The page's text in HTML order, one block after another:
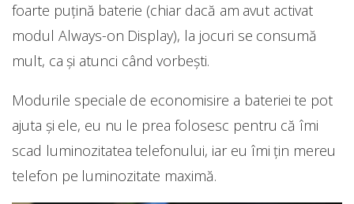
foarte puțină baterie (chiar dacă am avut activat
modul Always-on Display), la jocuri se consumă
mult, ca și atunci când vorbești.
Modurile speciale de economisire a bateriei te pot
ajuta și ele, eu nu le prea folosesc pentru că îmi
scad luminozitatea telefonului, iar eu îmi țin mereu
telefon pe luminozitate maximă.